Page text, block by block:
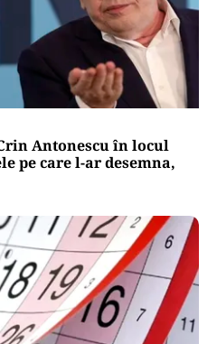
Antonescu în locul
pe care l-ar desemna,